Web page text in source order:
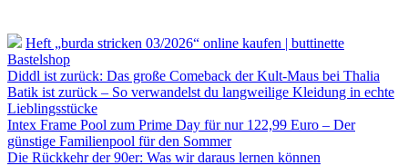
Heft „burda stricken 03/2026“ online kaufen | buttinette
Bastelshop
Diddl ist zurück: Das große Comeback der Kult-Maus bei Thalia
Batik ist zurück – So verwandelst du langweilige Kleidung in echte
Lieblingsstücke
Intex Frame Pool zum Prime Day für nur 122,99 Euro – Der
günstige Familienpool für den Sommer
Die Rückkehr der 90er: Was wir daraus lernen können